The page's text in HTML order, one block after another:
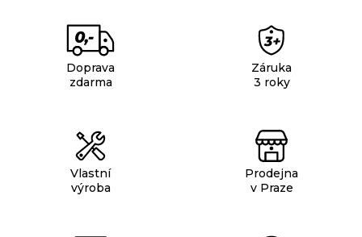
Doprava
zdarma
Záruka
3 roky
Vlastní
výroba
Prodejna
v Praze